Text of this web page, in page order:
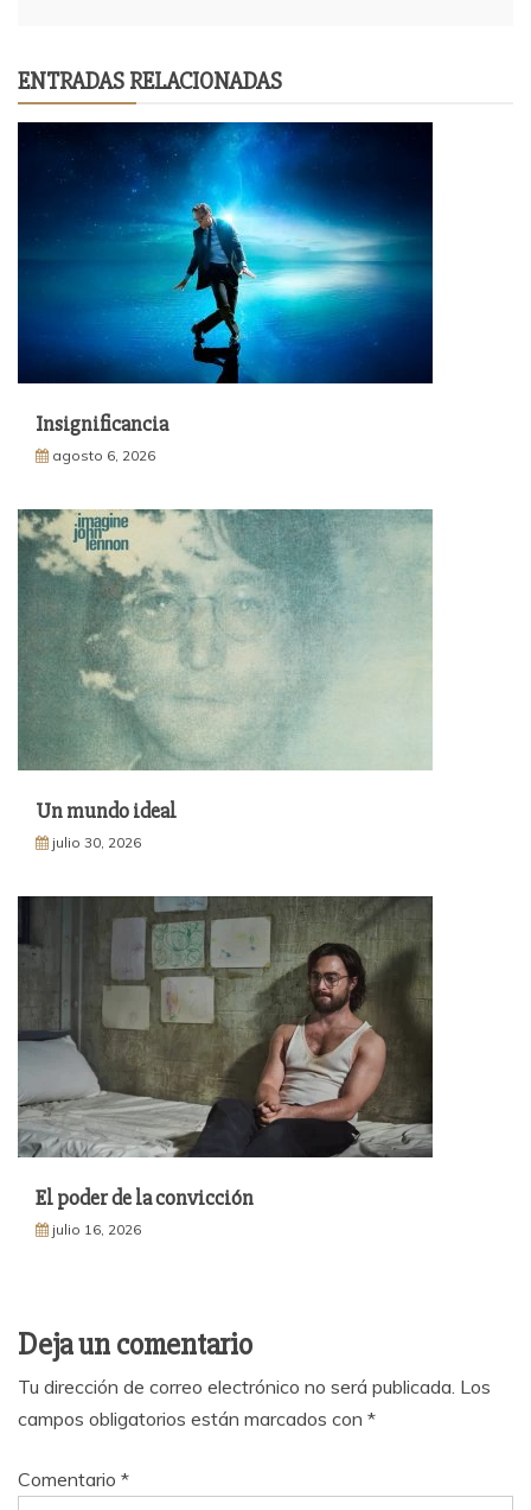
ENTRADAS RELACIONADAS
Insignificancia
agosto 6, 2026
Un mundo ideal
julio 30, 2026
El poder de la convicción
julio 16, 2026
Deja un comentario
Tu dirección de correo electrónico no será publicada. Los
campos obligatorios están marcados con *
Comentario *